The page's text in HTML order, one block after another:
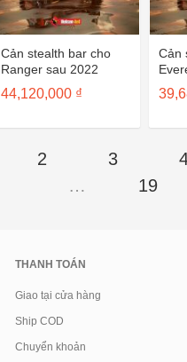
Cản stealth bar cho
Ranger sau 2022
44,120,000 ₫
Cản
2 3
…
19
THANH TOÁN
Giao tại cửa hàng
Ship COD
Chuyển khoản